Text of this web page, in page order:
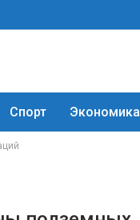
Спорт Экономика